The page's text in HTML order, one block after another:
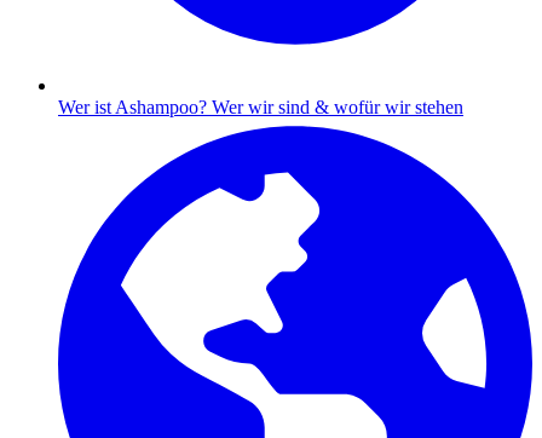
Wer ist Ashampoo? Wer wir sind & wofür wir stehen